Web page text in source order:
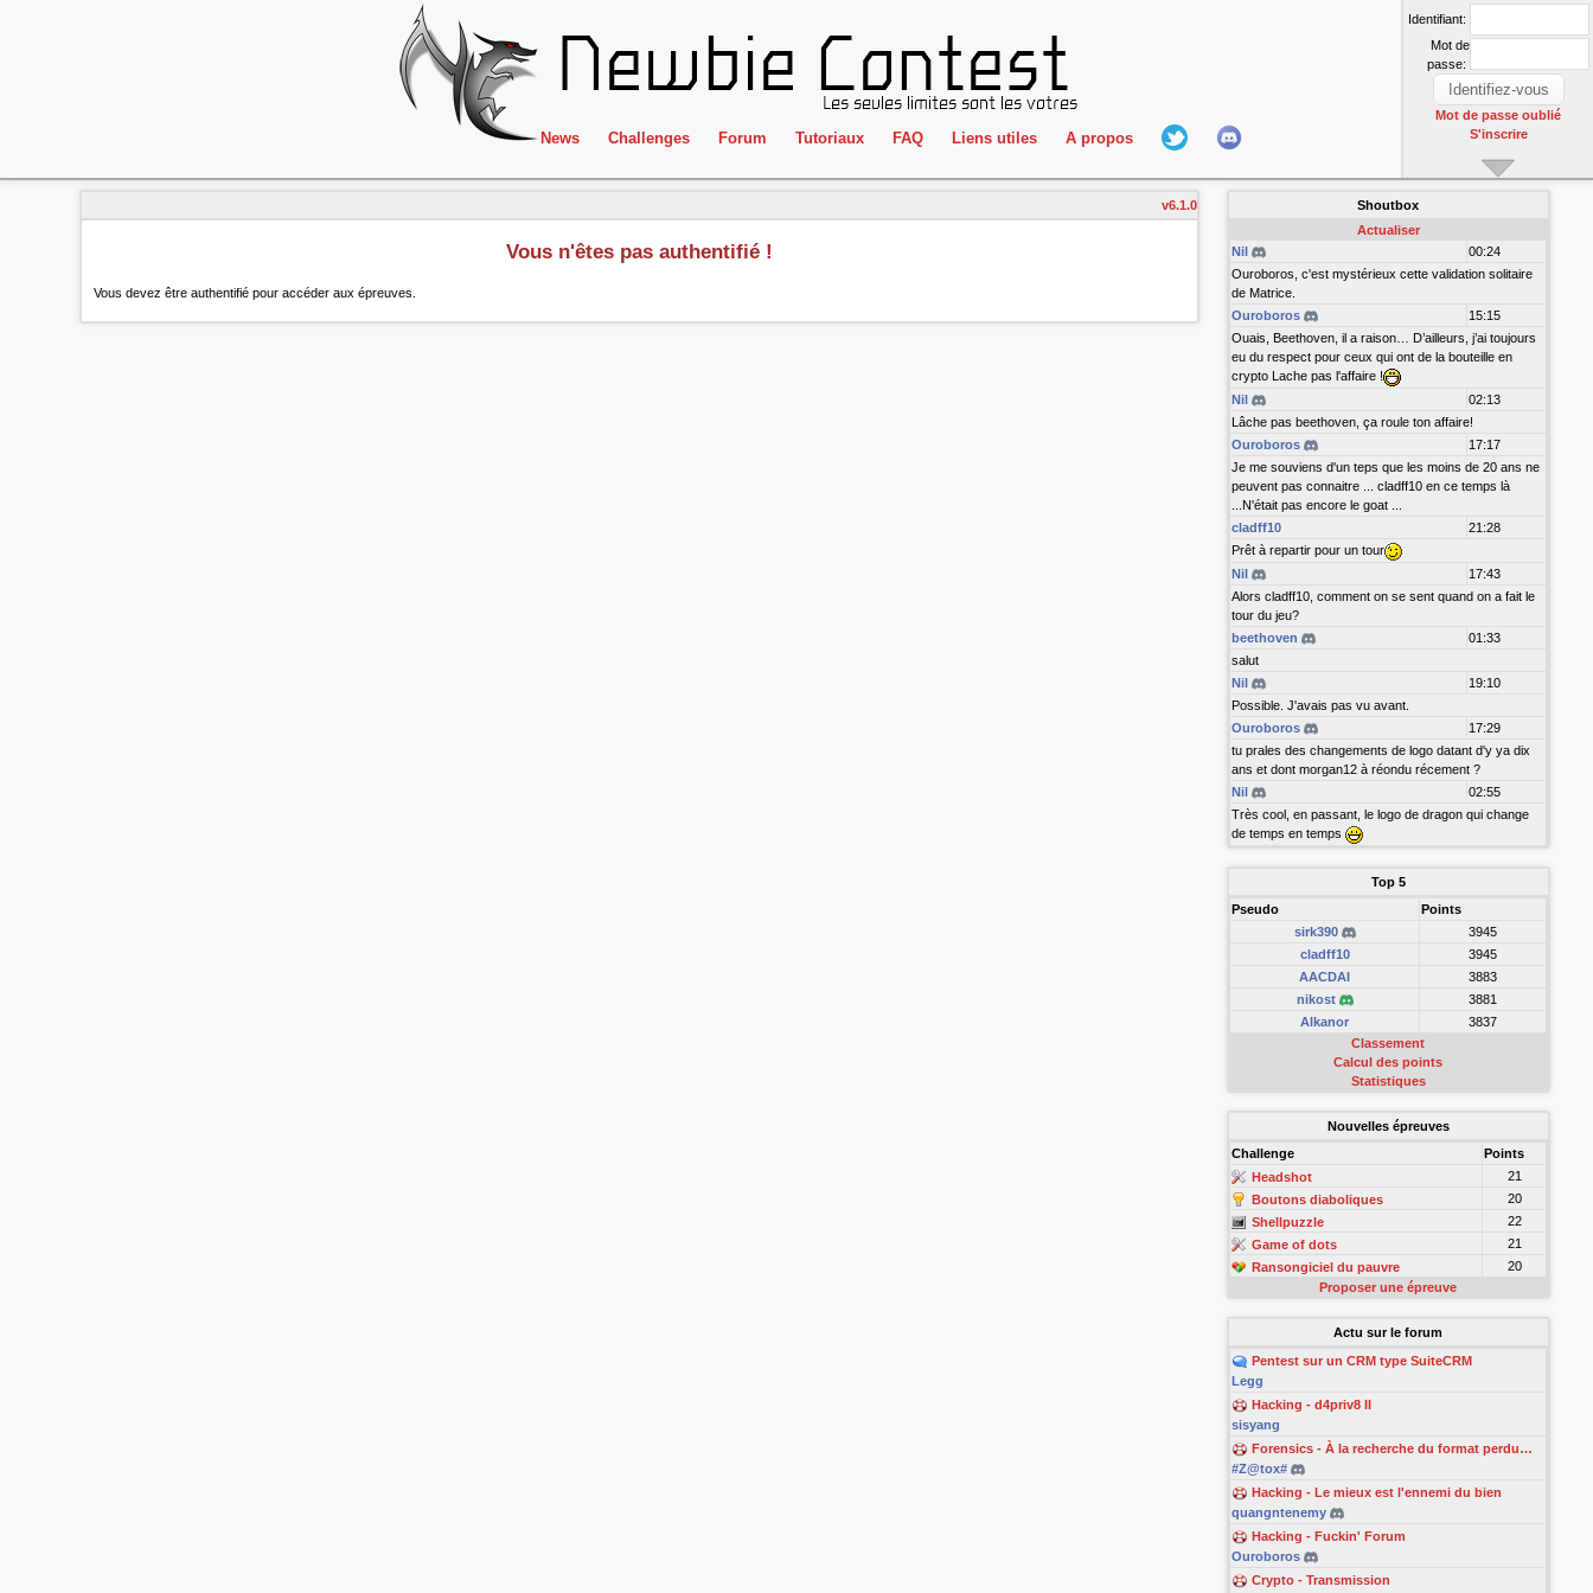
News Challenges
ClientSide
Forensics
Hacking
Forum Tutoriaux FAQ Liens utiles
IRC
Newbie Connect
A propos
L'équipe
Hall Of Fame
Identifiant:
Mot de
passe:
Mot de passe oublié
S'inscrire
v6.1.0
Vous n'êtes pas authentifié !
Vous devez être authentifié pour accéder aux épreuves.
Shoutbox
Actualiser
Nil
00:24
Ouroboros, c'est mystérieux cette validation solitaire
de Matrice.
Ouroboros
15:15
Ouais, Beethoven, il a raison… D’ailleurs, j’ai toujours
eu du respect pour ceux qui ont de la bouteille en
crypto Lache pas l'affaire !
Nil
02:13
Lâche pas beethoven, ça roule ton affaire!
Ouroboros
17:17
Je me souviens d'un teps que les moins de 20 ans ne
peuvent pas connaitre ... cladff10 en ce temps là
...N'était pas encore le goat ...
cladff10
21:28
Prêt à repartir pour un tour
Nil
17:43
Alors cladff10, comment on se sent quand on a fait le
tour du jeu?
beethoven
01:33
salut
Nil
19:10
Possible. J'avais pas vu avant.
Ouroboros
17:29
tu prales des changements de logo datant d'y ya dix
ans et dont morgan12 à réondu récement ?
Nil
02:55
Très cool, en passant, le logo de dragon qui change
de temps en temps
Top 5
Pseudo
Points
sirk390
3945
cladff10
3945
AACDAI
3883
nikost
3881
Alkanor
3837
Classement
Calcul des points
Statistiques
Nouvelles épreuves
Challenge
Points
Headshot
21
Boutons diaboliques
20
Shellpuzzle
22
Game of dots
21
Ransongiciel du pauvre
20
Proposer une épreuve
Actu sur le forum
Pentest sur un CRM type SuiteCRM
Legg
Hacking - d4priv8 II
sisyang
Forensics - À la recherche du format perdu…
#Z@tox#
Hacking - Le mieux est l'ennemi du bien
quangntenemy
Hacking - Fuckin' Forum
Ouroboros
Crypto - Transmission